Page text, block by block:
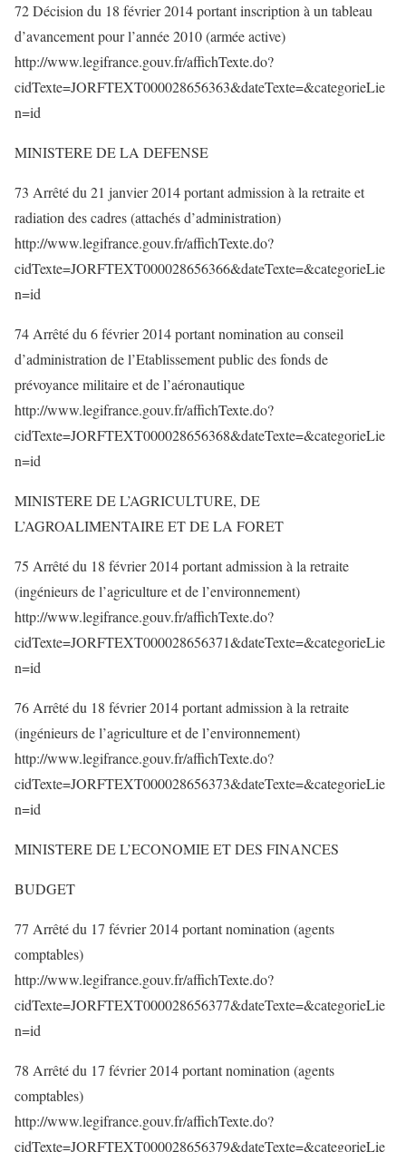
72 Décision du 18 février 2014 portant inscription à un tableau
d’avancement pour l’année 2010 (armée active)
http://www.legifrance.gouv.fr/affichTexte.do?
cidTexte=JORFTEXT000028656363&dateTexte=&categorieLie
n=id
MINISTERE DE LA DEFENSE
73 Arrêté du 21 janvier 2014 portant admission à la retraite et
radiation des cadres (attachés d’administration)
http://www.legifrance.gouv.fr/affichTexte.do?
cidTexte=JORFTEXT000028656366&dateTexte=&categorieLie
n=id
74 Arrêté du 6 février 2014 portant nomination au conseil
d’administration de l’Etablissement public des fonds de
prévoyance militaire et de l’aéronautique
http://www.legifrance.gouv.fr/affichTexte.do?
cidTexte=JORFTEXT000028656368&dateTexte=&categorieLie
n=id
MINISTERE DE L’AGRICULTURE, DE
L’AGROALIMENTAIRE ET DE LA FORET
75 Arrêté du 18 février 2014 portant admission à la retraite
(ingénieurs de l’agriculture et de l’environnement)
http://www.legifrance.gouv.fr/affichTexte.do?
cidTexte=JORFTEXT000028656371&dateTexte=&categorieLie
n=id
76 Arrêté du 18 février 2014 portant admission à la retraite
(ingénieurs de l’agriculture et de l’environnement)
http://www.legifrance.gouv.fr/affichTexte.do?
cidTexte=JORFTEXT000028656373&dateTexte=&categorieLie
n=id
MINISTERE DE L’ECONOMIE ET DES FINANCES
BUDGET
77 Arrêté du 17 février 2014 portant nomination (agents
comptables)
http://www.legifrance.gouv.fr/affichTexte.do?
cidTexte=JORFTEXT000028656377&dateTexte=&categorieLie
n=id
78 Arrêté du 17 février 2014 portant nomination (agents
comptables)
http://www.legifrance.gouv.fr/affichTexte.do?
cidTexte=JORFTEXT000028656379&dateTexte=&categorieLie